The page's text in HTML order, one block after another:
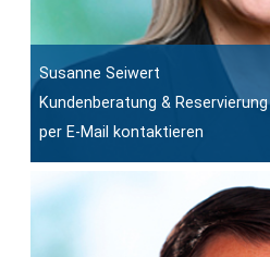
Susanne Seiwert
Kundenberatung & Reservierung
per E-Mail kontaktieren